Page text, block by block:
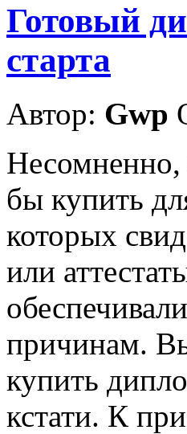
Готовый
старта
Автор: Gwp
бы купить
которых
или
причинам.
купить
кстати. К